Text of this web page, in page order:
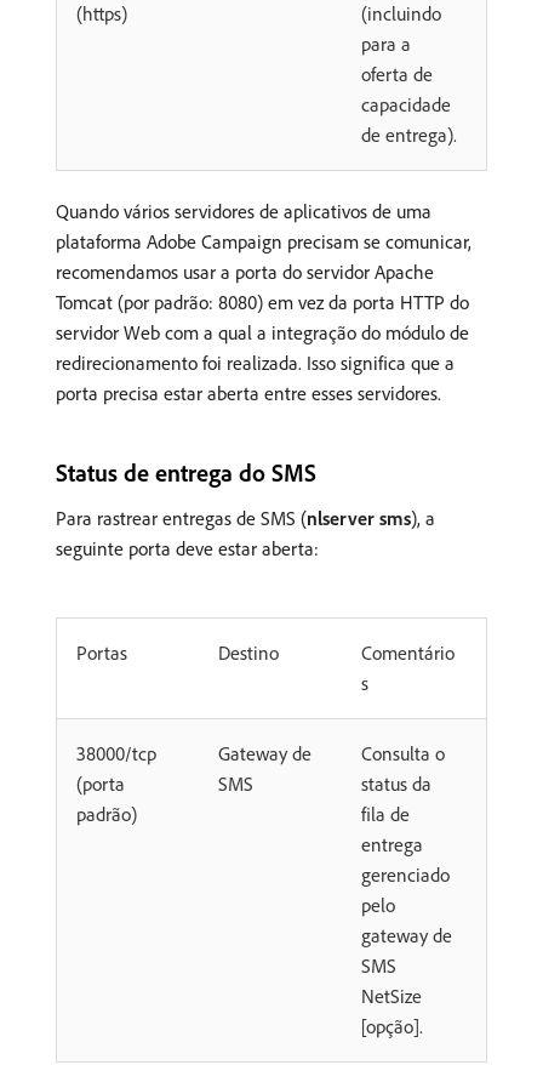
(https)
(incluindo
para a
oferta de
capacidade
de entrega).
Quando vários servidores de aplicativos de uma
plataforma Adobe Campaign precisam se comunicar,
recomendamos usar a porta do servidor Apache
Tomcat (por padrão: 8080) em vez da porta HTTP do
servidor Web com a qual a integração do módulo de
redirecionamento foi realizada. Isso significa que a
porta precisa estar aberta entre esses servidores.
Status de entrega do SMS
Para rastrear entregas de SMS (nlserver sms), a
seguinte porta deve estar aberta:
Portas Destino
Comentário
s
38000/tcp
(porta
padrão)
Gateway de
SMS
Consulta o
status da
fila de
entrega
gerenciado
pelo
gateway de
SMS
NetSize
[opção].